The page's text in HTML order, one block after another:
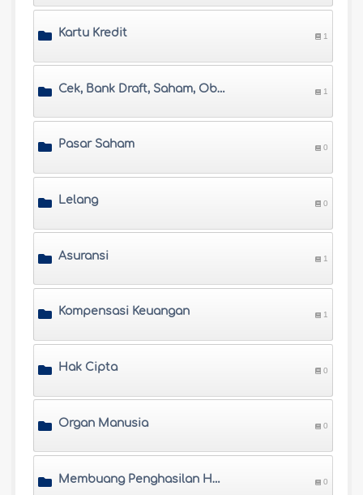
Kartu Kredit 1
Cek, Bank Draft, Saham, Obligasi, dan Lain-Lain 1
Pasar Saham 0
Lelang 0
Asuransi 1
Kompensasi Keuangan 1
Hak Cipta 0
Organ Manusia 0
Membuang Penghasilan Haram 0